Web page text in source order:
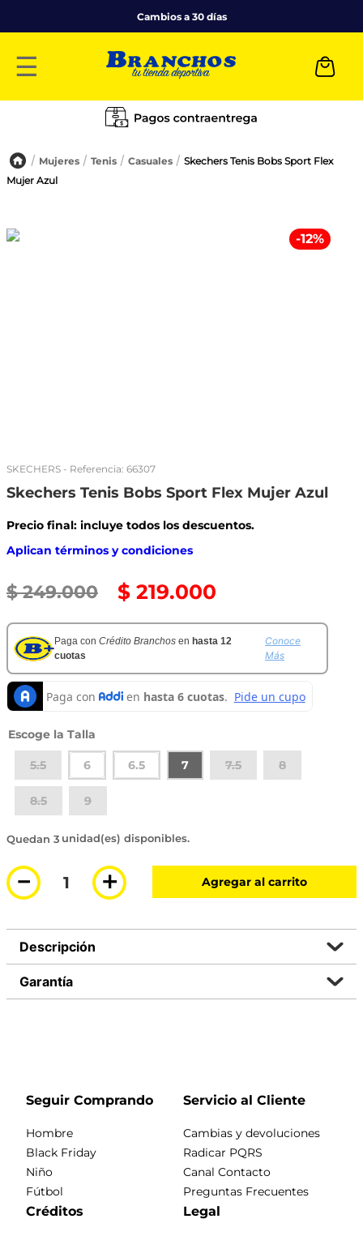
Cambios a 30 días
☰
Mujeres Tenis Casuales
Skechers Tenis Bobs Sport Flex
Mujer Azul
-12%
SKECHERS - Referencia: 66307
Skechers Tenis Bobs Sport Flex Mujer Azul
Precio final: incluye todos los descuentos.
Aplican términos y condiciones
$ 249.000 $ 219.000
Paga con Crédito Branchos en hasta 12
cuotas
Conoce
Más
Talla
5.5 6 6.5 7 7.5 8
8.5 9
3 disponibles
＋
－ Agregar al carrito
Descripción
Garantía
Seguir Comprando
Hombre
Black Friday
Niño
Fútbol
Servicio al Cliente
Cambias y devoluciones
Radicar PQRS
Canal Contacto
Preguntas Frecuentes
Créditos Legal